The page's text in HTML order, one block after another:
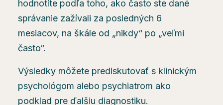
hodnotíte podľa toho, ako často ste dané
správanie zažívali za posledných 6
mesiacov, na škále od „nikdy“ po „veľmi
často“.
Výsledky môžete prediskutovať s klinickým
psychológom alebo psychiatrom ako
podklad pre ďalšiu diagnostiku.